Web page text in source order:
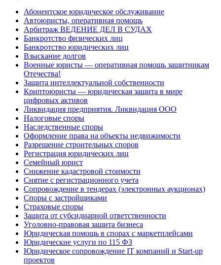
Абонентское юридическое обслуживание
Автоюристы, оперативная помощь
Арбитраж ВЕДЕНИЕ ДЕЛ В СУДАХ
Банкротство физических лиц
Банкротство юридических лиц
Взыскание долгов
Военные юристы — оперативная помощь защитникам
Отечества!
Защита интеллектуальной собственности
Криптоюристы — юридическая защита в мире
цифровых активов
Ликвидация предприятия. Ликвидация ООО
Налоговые споры
Наследственные споры
Оформление права на объекты недвижимости
Разрешение строительных споров
Регистрация юридических лиц
Семейный юрист
Снижение кадастровой стоимости
Снятие с регистрационного учета
Сопровождение в тендерах (электронных аукционах)
Споры с застройщиками
Страховые споры
Защита от субсидиарной ответственности
Уголовно-правовая защита бизнеса
Юридическая помощь в спорах с маркетплейсами
Юридические услуги по 115 ФЗ
Юридическое сопровождение IT компаний и Start-up
проектов